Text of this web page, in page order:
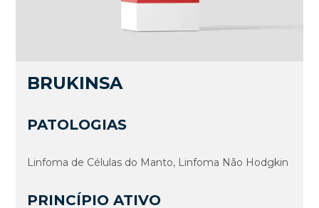
BRUKINSA
PATOLOGIAS
Linfoma de Células do Manto, Linfoma Não Hodgkin
PRINCÍPIO ATIVO